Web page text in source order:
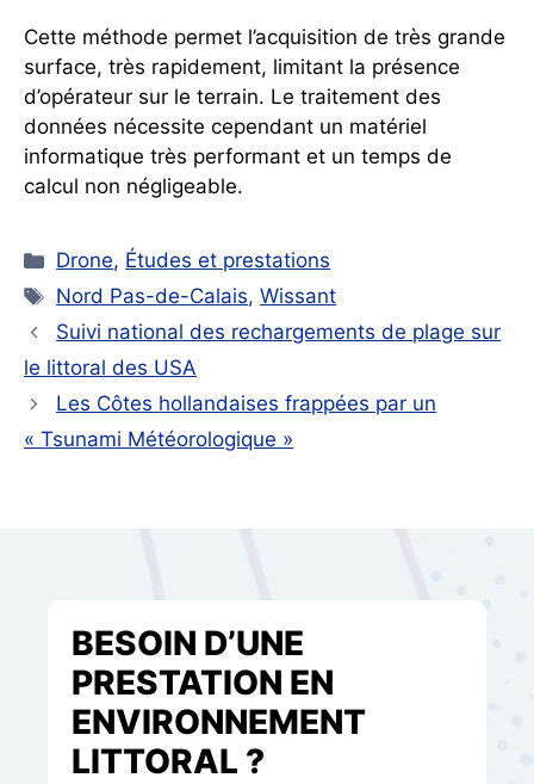
Cette méthode permet l’acquisition de très grande
surface, très rapidement, limitant la présence
d’opérateur sur le terrain. Le traitement des
données nécessite cependant un matériel
informatique très performant et un temps de
calcul non négligeable.
Catégories
Drone, Études et prestations
Étiquettes
Nord Pas-de-Calais,Wissant
Suivi national des rechargements de plage sur
le littoral des USA
Les Côtes hollandaises frappées par un
« Tsunami Météorologique »
BESOIN D’UNE
PRESTATION EN
ENVIRONNEMENT
LITTORAL ?